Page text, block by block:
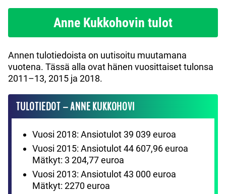
Anne Kukkohovin tulot
Annen tulotiedoista on uutisoitu muutamana
vuotena. Tässä alla ovat hänen vuosittaiset tulonsa
2011–13, 2015 ja 2018.
TULOTIEDOT – ANNE KUKKOHOVI
Vuosi 2018: Ansiotulot 39 039 euroa
Vuosi 2015: Ansiotulot 44 607,96 euroa
Mätkyt: 3 204,77 euroa
Vuosi 2013: Ansiotulot 43 000 euroa
Mätkyt: 2270 euroa